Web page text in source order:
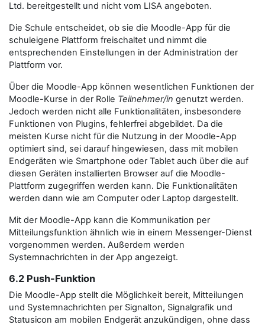
Ltd. bereitgestellt und nicht vom LISA angeboten.
Die Schule entscheidet, ob sie die Moodle-App für die
schuleigene Plattform freischaltet und nimmt die
entsprechenden Einstellungen in der Administration der
Plattform vor.
Über die Moodle-App können wesentlichen Funktionen der
Moodle-Kurse in der Rolle Teilnehmer/in genutzt werden.
Jedoch werden nicht alle Funktionalitäten, insbesondere
Funktionen von Plugins, fehlerfrei abgebildet. Da die
meisten Kurse nicht für die Nutzung in der Moodle-App
optimiert sind, sei darauf hingewiesen, dass mit mobilen
Endgeräten wie Smartphone oder Tablet auch über die auf
diesen Geräten installierten Browser auf die Moodle-
Plattform zugegriffen werden kann. Die Funktionalitäten
werden dann wie am Computer oder Laptop dargestellt.
Mit der Moodle-App kann die Kommunikation per
Mitteilungsfunktion ähnlich wie in einem Messenger-Dienst
vorgenommen werden. Außerdem werden
Systemnachrichten in der App angezeigt.
6.2 Push-Funktion
Die Moodle-App stellt die Möglichkeit bereit, Mitteilungen
und Systemnachrichten per Signalton, Signalgrafik und
Statusicon am mobilen Endgerät anzukündigen, ohne dass